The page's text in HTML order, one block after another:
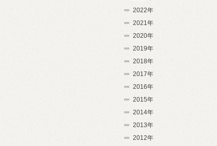
2022年
2021年
2020年
2019年
2018年
2017年
2016年
2015年
2014年
2013年
2012年